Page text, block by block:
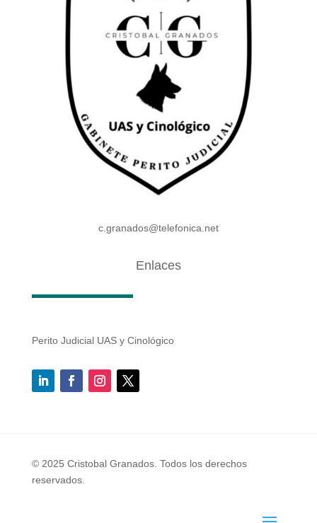
c.granados@telefonica.net
Enlaces
Perito Judicial UAS y Cinológico
© 2025 Cristobal Granados. Todos los derechos
reservados.